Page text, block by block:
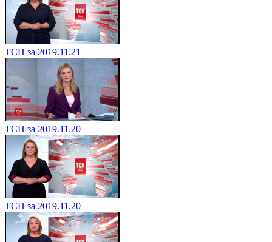
ТСН за 2019.11.21
ТСН за 2019.11.20
ТСН за 2019.11.20